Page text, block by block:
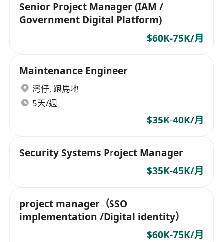
Senior Project Manager (IAM /
Government Digital Platform)
$60K-75K/月
Maintenance Engineer
灣仔, 跑馬地
5天/週
$35K-40K/月
Security Systems Project Manager
$35K-45K/月
project manager（SSO
implementation /Digital identity）
$60K-75K/月